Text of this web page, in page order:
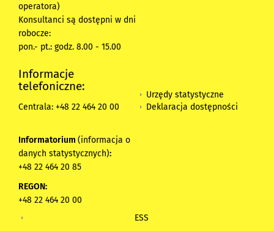
operatora)
Konsultanci są dostępni w dni
robocze:
pon.- pt.: godz. 8.00 - 15.00
Informacje
telefoniczne:
Centrala: +48 22 464 20 00
Informatorium (informacja o
danych statystycznych):
+48 22 464 20 85
REGON:
+48 22 464 20 00
Urzędy statystyczne
Deklaracja dostępności
ESS